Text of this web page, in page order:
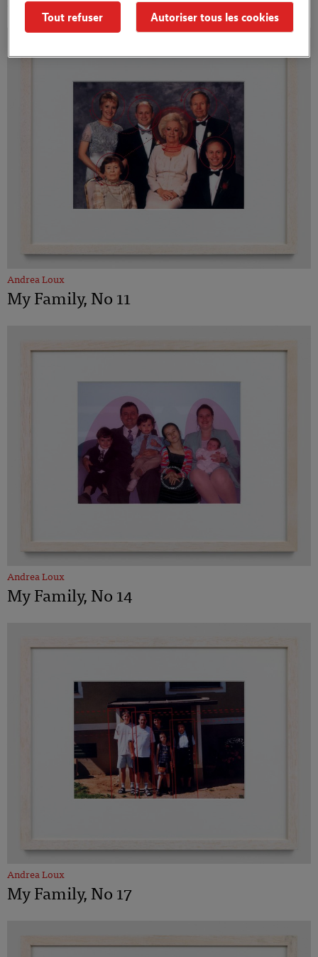
Andrea Loux
My Family, No 11
Andrea Loux
My Family, No 14
Andrea Loux
My Family, No 17
Tout refuser Autoriser tous les cookies